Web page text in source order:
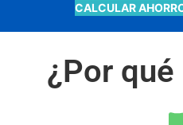
CALCULAR
¿Por